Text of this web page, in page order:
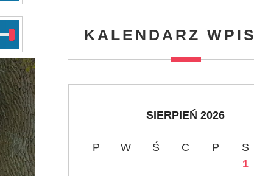
KALENDARZ
SIERPIEŃ 2026
P W Ś C P S
1